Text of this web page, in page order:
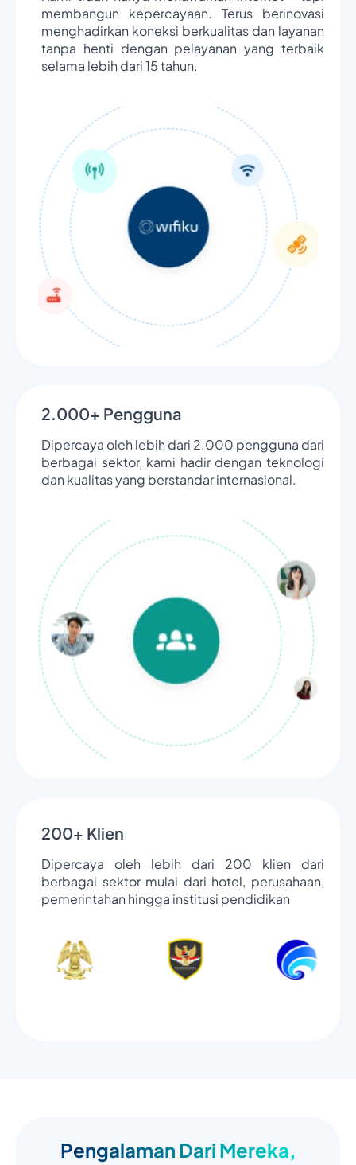
membangun kepercayaan. Terus berinovasi
menghadirkan koneksi berkualitas dan layanan
tanpa henti dengan pelayanan yang terbaik
selama lebih dari 15 tahun.
2.000+ Pengguna
Dipercaya oleh lebih dari 2.000 pengguna dari
berbagai sektor, kami hadir dengan teknologi
dan kualitas yang berstandar internasional.
200+ Klien
Dipercaya oleh lebih dari 200 klien dari
berbagai sektor mulai dari hotel, perusahaan,
pemerintahan hingga institusi pendidikan
Pengalaman Dari Mereka,